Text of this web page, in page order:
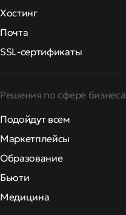
Хостинг
Почта
SSL-сертификаты
Решения по сфере бизнеса
Подойдут всем
Маркетплейсы
Образование
Бьюти
Медицина